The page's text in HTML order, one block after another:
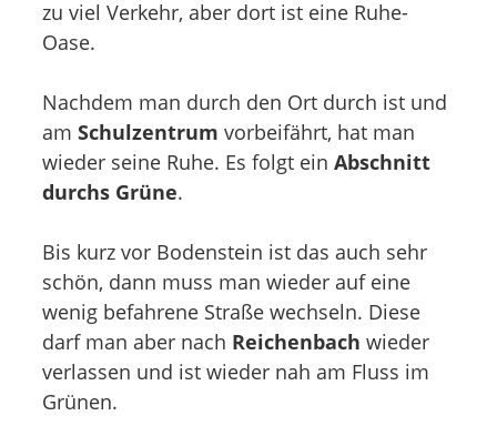
zu viel Verkehr, aber dort ist eine Ruhe-
Oase.
Nachdem man durch den Ort durch ist und
am Schulzentrum vorbeifährt, hat man
wieder seine Ruhe. Es folgt ein Abschnitt
durchs Grüne.
Bis kurz vor Bodenstein ist das auch sehr
schön, dann muss man wieder auf eine
wenig befahrene Straße wechseln. Diese
darf man aber nach Reichenbach wieder
verlassen und ist wieder nah am Fluss im
Grünen.